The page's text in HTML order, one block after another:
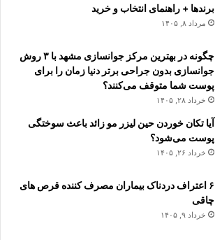
برندها + راهنمای انتخاب و خرید
مرداد ۸, ۱۴۰۵
چگونه در بهترین مرکز جوانسازی مشهد با ۳ روش
جوانسازی بدون جراحی برتر دنیا زمان را برای
پوست شما متوقف می‌کنند؟
خرداد ۲۸, ۱۴۰۵
آیا تکان خوردن حین لیزر مو زائد باعث سوختگی
پوست می‌شود؟
خرداد ۲۶, ۱۴۰۵
۶ اعتراف دردناک بیماران مصرف کننده قرص های
چاقی
خرداد ۹, ۱۴۰۵